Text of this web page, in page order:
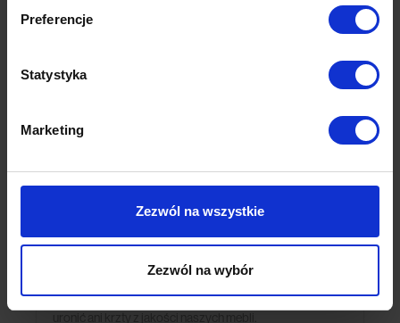
Preferencje
Statystyka
Marketing
Zezwól na wszystkie
Zezwól na wybór
To przełom – cieszymy się i przeorganizowujemy prace
warsztatu, by mimo zwiększonego zapotrzebowania nie